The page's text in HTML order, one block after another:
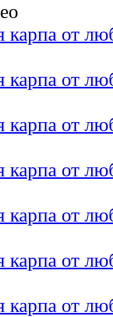
карпа от
карпа от
карпа от
карпа от
карпа от
карпа от
карпа от